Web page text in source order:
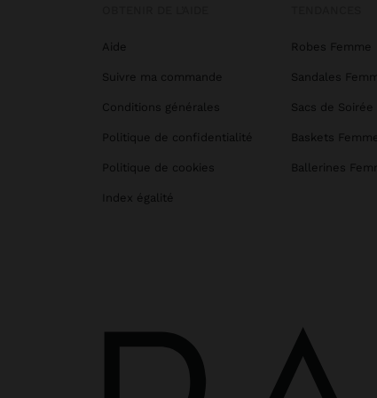
Aide
Suivre ma commande
Conditions générales
Politique de confidentialité
Politique de cookies
Index égalité
Robes Femme
Sandales
Sacs de Soirée
Baskets Femme
Ballerines